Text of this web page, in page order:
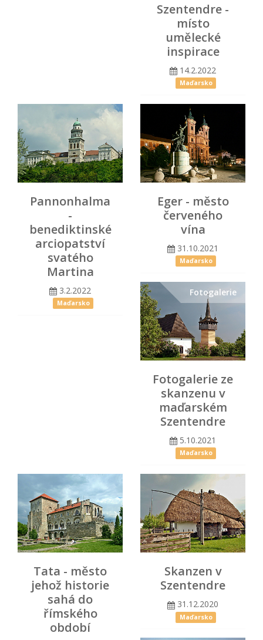
Szentendre -
místo
umělecké
inspirace
14.2.2022
Maďarsko
Pannonhalma
-
benediktinské
arciopatství
svatého
Martina
3.2.2022
Maďarsko
Eger - město
červeného
vína
31.10.2021
Maďarsko
Fotogalerie
Fotogalerie ze
skanzenu v
maďarském
Szentendre
5.10.2021
Maďarsko
Tata - město
jehož historie
sahá do
římského
období
Skanzen v
Szentendre
31.12.2020
Maďarsko